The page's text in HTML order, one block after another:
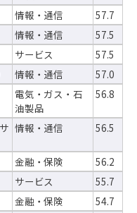
情報・通信
57.7
情報・通信
57.5
サービス
57.5
情報・通信
57.0
電気・ガス・石
油製品
56.8
情報・通信 56.5
金融・保険
56.2
サービス
55.7
金融・保険
54.7